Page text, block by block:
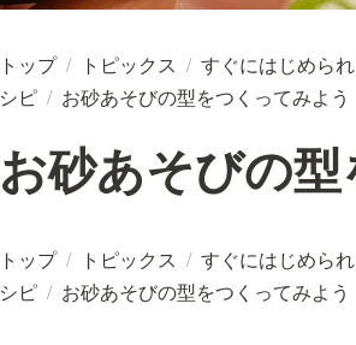
トップ / トピックス / すぐにはじめら
シピ / お砂あそびの型をつくってみよう
お砂あそびの
トップ / トピックス / すぐにはじめら
シピ / お砂あそびの型をつくってみよう